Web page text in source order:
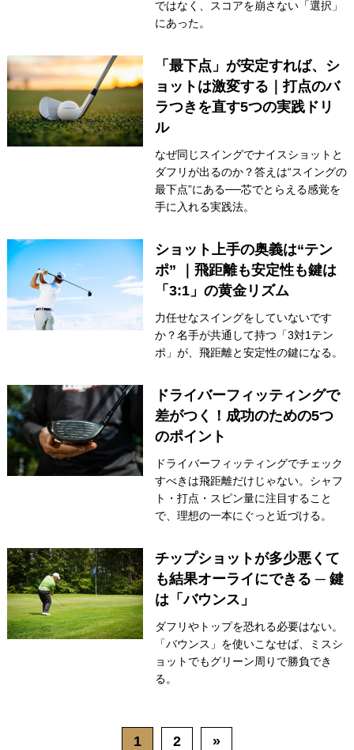
ではなく、スコアを崩さない「選択」
にあった。
「最下点」が安定すれば、シ
ョットは激変する｜打点のバ
ラつきを直す5つの実践ドリ
ル
なぜ同じスイングでナイスショットと
ダフリが出るのか？答えは“スイングの
最下点”にある──芯でとらえる感覚を
手に入れる実践法。
ショット上手の奥義は“テン
ポ” ｜飛距離も安定性も鍵は
「3:1」の黄金リズム
力任せなスイングをしていないです
か？名手が共通して持つ「3対1テン
ポ」が、飛距離と安定性の鍵になる。
ドライバーフィッティングで
差がつく！成功のための5つ
のポイント
ドライバーフィッティングでチェック
すべきは飛距離だけじゃない。シャフ
ト・打点・スピン量に注目すること
で、理想の一本にぐっと近づける。
チップショットが多少悪くて
も結果オーライにできる ─ 鍵
は「バウンス」
ダフリやトップを恐れる必要はない。
「バウンス」を使いこなせば、ミスシ
ョットでもグリーン周りで勝負でき
る。
1 2 »